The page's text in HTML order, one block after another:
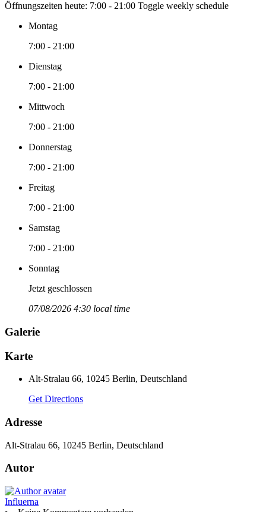
Öffnungszeiten heute: 7:00 - 21:00 Toggle weekly schedule
Montag
7:00 - 21:00
Dienstag
7:00 - 21:00
Mittwoch
7:00 - 21:00
Donnerstag
7:00 - 21:00
Freitag
7:00 - 21:00
Samstag
7:00 - 21:00
Sonntag
Jetzt geschlossen
07/08/2026 4:30 local time
Galerie
Karte
Alt-Stralau 66, 10245 Berlin, Deutschland
Get Directions
Adresse
Alt-Stralau 66, 10245 Berlin, Deutschland
Autor
Influerna